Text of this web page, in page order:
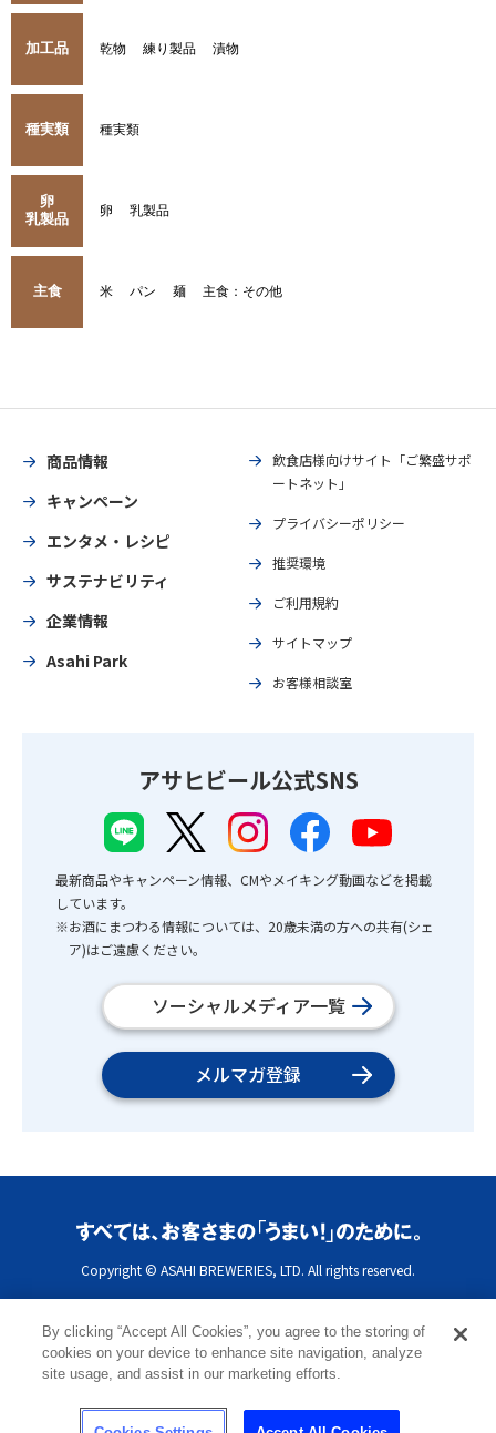
加工品 乾物 練り製品 漬物
種実類 種実類
卵
乳製品
卵 乳製品
主食 米 パン 麺 主食：その他
商品情報
キャンペーン
エンタメ・レシピ
サステナビリティ
企業情報
Asahi Park
飲食店様向けサイト「ご繁盛サポ
ートネット」
プライバシーポリシー
推奨環境
ご利用規約
サイトマップ
お客様相談室
アサヒビール公式SNS
最新商品やキャンペーン情報、CMやメイキング動画などを掲載
しています。
※お酒にまつわる情報については、20歳未満の方への共有(シェ
ア)はご遠慮ください。
ソーシャルメディア一覧
メルマガ登録
Copyright © ASAHI BREWERIES, LTD. All rights reserved.
By clicking “Accept All Cookies”, you agree to the storing of
cookies on your device to enhance site navigation, analyze
site usage, and assist in our marketing efforts.